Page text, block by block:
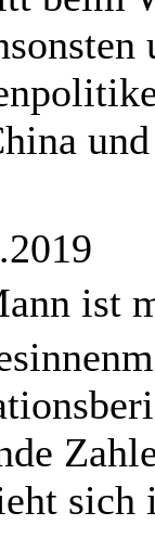
ist
sich